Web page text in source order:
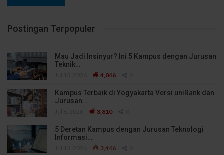
Postingan Terpopuler
Mau Jadi Insinyur? Ini 5 Kampus dengan Jurusan
Teknik…
4,046
Kampus Terbaik di Yogyakarta Versi uniRank dan
Jurusan…
3,810
5 Deretan Kampus dengan Jurusan Teknologi
Informasi…
3,446